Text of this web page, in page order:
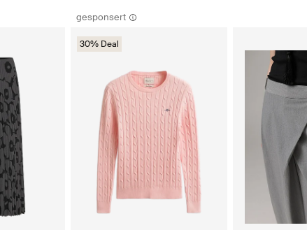
gesponsert
30% Deal